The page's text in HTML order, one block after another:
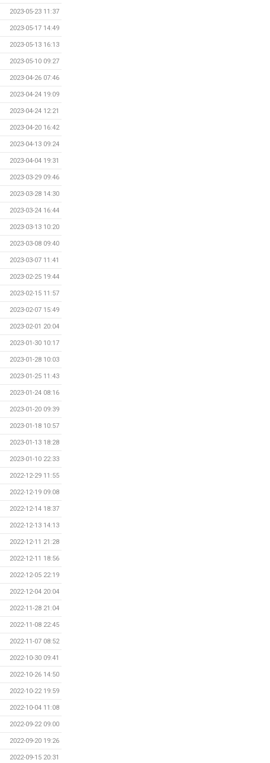
2023-05-23 11:37
2023-05-17 14:49
2023-05-13 16:13
2023-05-10 09:27
2023-04-26 07:46
2023-04-24 19:09
2023-04-24 12:21
2023-04-20 16:42
2023-04-13 09:24
2023-04-04 19:31
2023-03-29 09:46
2023-03-28 14:30
2023-03-24 16:44
2023-03-13 10:20
2023-03-08 09:40
2023-03-07 11:41
2023-02-25 19:44
2023-02-15 11:57
2023-02-07 15:49
2023-02-01 20:04
2023-01-30 10:17
2023-01-28 10:03
2023-01-25 11:43
2023-01-24 08:16
2023-01-20 09:39
2023-01-18 10:57
2023-01-13 18:28
2023-01-10 22:33
2022-12-29 11:55
2022-12-19 09:08
2022-12-14 18:37
2022-12-13 14:13
2022-12-11 21:28
2022-12-11 18:56
2022-12-05 22:19
2022-12-04 20:04
2022-11-28 21:04
2022-11-08 22:45
2022-11-07 08:52
2022-10-30 09:41
2022-10-26 14:50
2022-10-22 19:59
2022-10-04 11:08
2022-09-22 09:00
2022-09-20 19:26
2022-09-15 20:31